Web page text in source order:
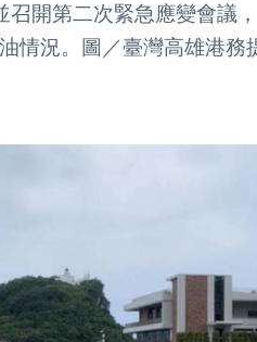
開第二次緊急應變會議
情況。圖／臺灣高雄港務